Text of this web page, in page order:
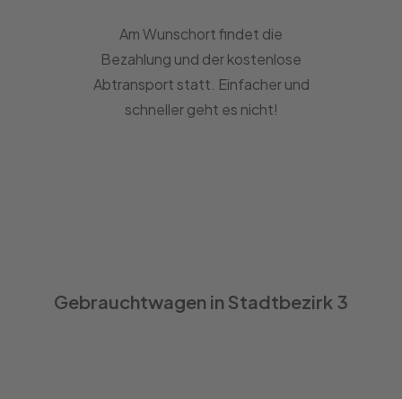
Am Wunschort findet die
Bezahlung und der kostenlose
Abtransport statt. Einfacher und
schneller geht es nicht!
Gebrauchtwagen in Stadtbezirk 3